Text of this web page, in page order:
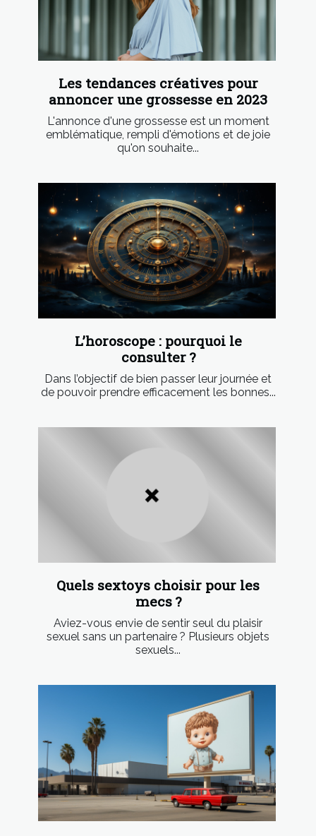
Les tendances créatives pour
annoncer une grossesse en 2023
L'annonce d'une grossesse est un moment
emblématique, rempli d'émotions et de joie
qu'on souhaite...
L’horoscope : pourquoi le
consulter ?
Dans l’objectif de bien passer leur journée et
de pouvoir prendre efficacement les bonnes...
Quels sextoys choisir pour les
mecs ?
Aviez-vous envie de sentir seul du plaisir
sexuel sans un partenaire ? Plusieurs objets
sexuels...